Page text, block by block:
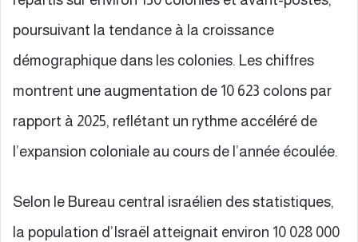
poursuivant la tendance à la croissance
démographique dans les colonies. Les chiffres
montrent une augmentation de 10 623 colons par
rapport à 2025, reflétant un rythme accéléré de
l’expansion coloniale au cours de l’année écoulée.
Selon le Bureau central israélien des statistiques,
la population d’Israël atteignait environ 10 028 000